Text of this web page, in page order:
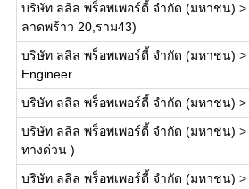
บริษัท ลลิล พร็อพเพอร์ตี้ จำกัด (มหาชน) >
ลาดพร้าว 20,ราม43)
บริษัท ลลิล พร็อพเพอร์ตี้ จำกัด (มหาชน) >
Engineer
บริษัท ลลิล พร็อพเพอร์ตี้ จำกัด (มหาชน) >
บริษัท ลลิล พร็อพเพอร์ตี้ จำกัด (มหาชน) >
ทางด่วน )
บริษัท ลลิล พร็อพเพอร์ตี้ จำกัด (มหาชน) >